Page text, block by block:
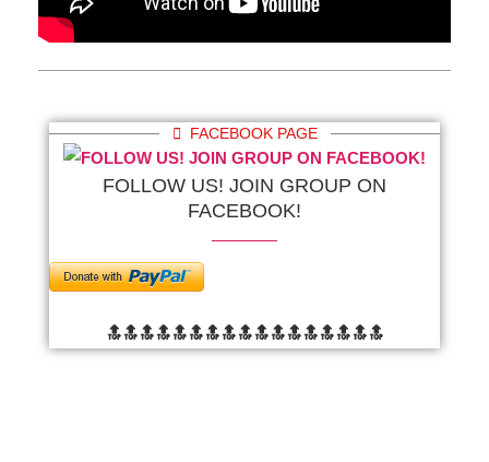
FACEBOOK PAGE
FOLLOW US! JOIN GROUP ON
FACEBOOK!
🔝🔝🔝🔝🔝🔝🔝🔝🔝🔝🔝🔝🔝🔝🔝🔝🔝